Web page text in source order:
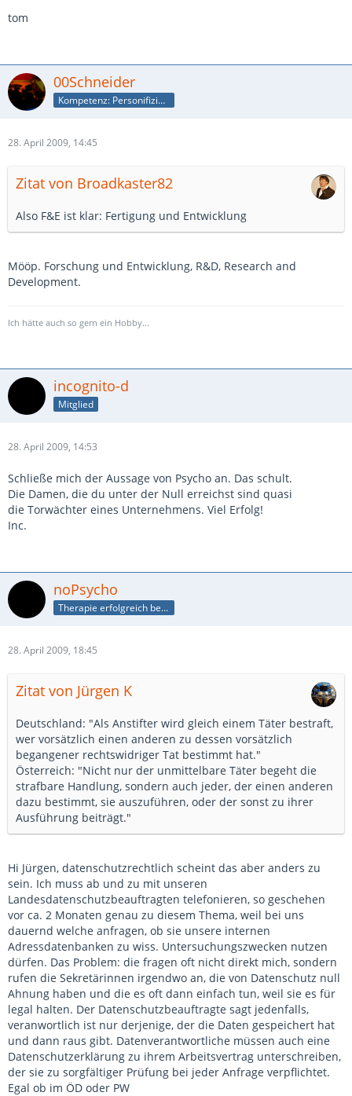
tom
00Schneider
Kompetenz: Personifizierte Suchmaschine
28. April 2009, 14:45
Zitat von Broadkaster82
Also F&E ist klar: Fertigung und Entwicklung
Mööp. Forschung und Entwicklung, R&D, Research and
Development.
Ich hätte auch so gern ein Hobby...
incognito-d
Mitglied
28. April 2009, 14:53
Schließe mich der Aussage von Psycho an. Das schult.
Die Damen, die du unter der Null erreichst sind quasi
die Torwächter eines Unternehmens. Viel Erfolg!
Inc.
noPsycho
Therapie erfolgreich beendet
28. April 2009, 18:45
Zitat von Jürgen K
Deutschland: "Als Anstifter wird gleich einem Täter bestraft,
wer vorsätzlich einen anderen zu dessen vorsätzlich
begangener rechtswidriger Tat bestimmt hat."
Österreich: "Nicht nur der unmittelbare Täter begeht die
strafbare Handlung, sondern auch jeder, der einen anderen
dazu bestimmt, sie auszuführen, oder der sonst zu ihrer
Ausführung beiträgt."
Hi Jürgen, datenschutzrechtlich scheint das aber anders zu
sein. Ich muss ab und zu mit unseren
Landesdatenschutzbeauftragten telefonieren, so geschehen
vor ca. 2 Monaten genau zu diesem Thema, weil bei uns
dauernd welche anfragen, ob sie unsere internen
Adressdatenbanken zu wiss. Untersuchungszwecken nutzen
dürfen. Das Problem: die fragen oft nicht direkt mich, sondern
rufen die Sekretärinnen irgendwo an, die von Datenschutz null
Ahnung haben und die es oft dann einfach tun, weil sie es für
legal halten. Der Datenschutzbeauftragte sagt jedenfalls,
veranwortlich ist nur derjenige, der die Daten gespeichert hat
und dann raus gibt. Datenverantwortliche müssen auch eine
Datenschutzerklärung zu ihrem Arbeitsvertrag unterschreiben,
der sie zu sorgfältiger Prüfung bei jeder Anfrage verpflichtet.
Egal ob im ÖD oder PW